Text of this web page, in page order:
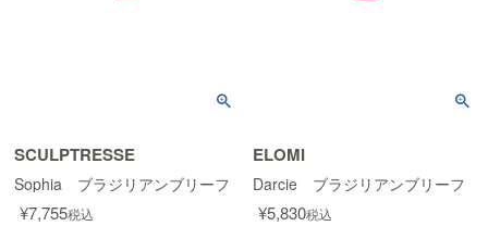
SCULPTRESSE
Sophia ブラジリアンブリーフ
¥7,755税込
ELOMI
Darcie ブラジリアンブリーフ
¥5,830税込